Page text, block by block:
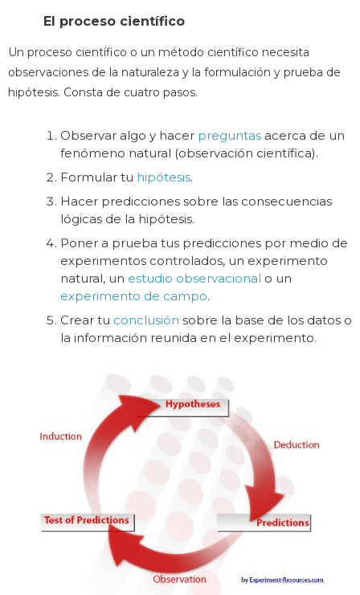
El proceso científico
Un proceso científico o un método científico necesita
observaciones de la naturaleza y la formulación y prueba de
hipótesis. Consta de cuatro pasos.
Observar algo y hacer preguntas acerca de un
fenómeno natural (observación científica).
Formular tu hipótesis.
Hacer predicciones sobre las consecuencias
lógicas de la hipótesis.
Poner a prueba tus predicciones por medio de
experimentos controlados, un experimento
natural, un estudio observacional o un
experimento de campo.
Crear tu conclusión sobre la base de los datos o
la información reunida en el experimento.